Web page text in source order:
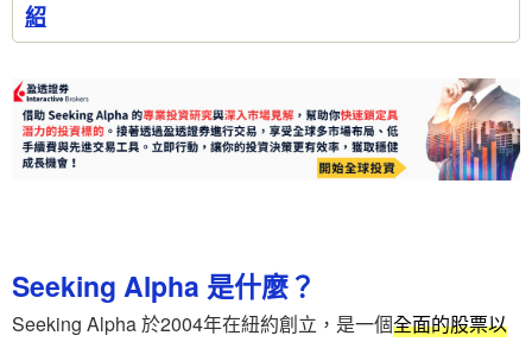
紹
Seeking Alpha 是什麼？
Seeking Alpha 於2004年在紐約創立，是一個全面的股票以